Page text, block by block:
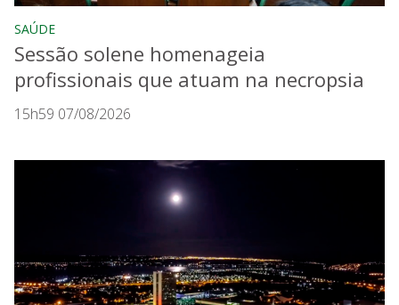
SAÚDE
Sessão solene homenageia
profissionais que atuam na necropsia
15h59 07/08/2026